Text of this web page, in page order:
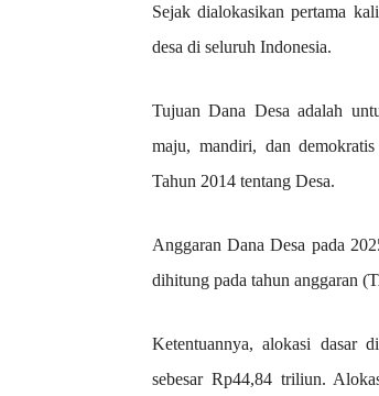
Sejak dialokasikan pertama
desa di seluruh Indonesia.
Tujuan Dana Desa adalah
maju, mandiri, dan
Tahun 2014 tentang Desa.
Anggaran Dana Desa pada
dihitung pada tahun anggaran
Ketentuannya, alokasi dasar
sebesar Rp44,84 triliun.